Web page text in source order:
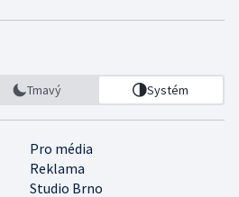
Tmavý Systém
Pro média
Reklama
Studio Brno